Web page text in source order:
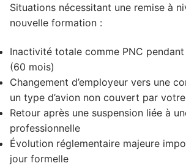
Situations nécessitant une remise à
nouvelle formation :
Inactivité totale comme PNC
(60 mois)
Changement d’employeur vers une
un type d’avion non couvert par
Retour après une suspension liée à
professionnelle
Évolution réglementaire majeure
jour formelle